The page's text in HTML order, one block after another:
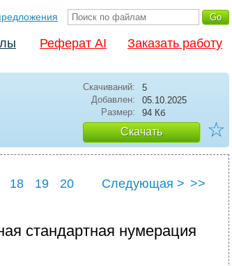
Реферат AI Заказать работу
Скачиваний:
5
Добавлен:
05.10.2025
Размер:
94 Кб
Скачать ☆
18 19 20 Следующая > >>
стандартная нумерация